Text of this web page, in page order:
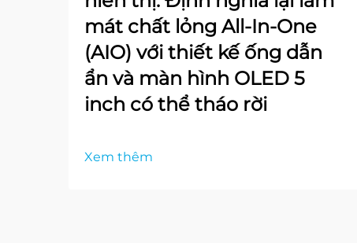
mát chất lỏng All-In-One
(AIO) với thiết kế ống dẫn
ẩn và màn hình OLED 5
inch có thể tháo rời
Xem thêm